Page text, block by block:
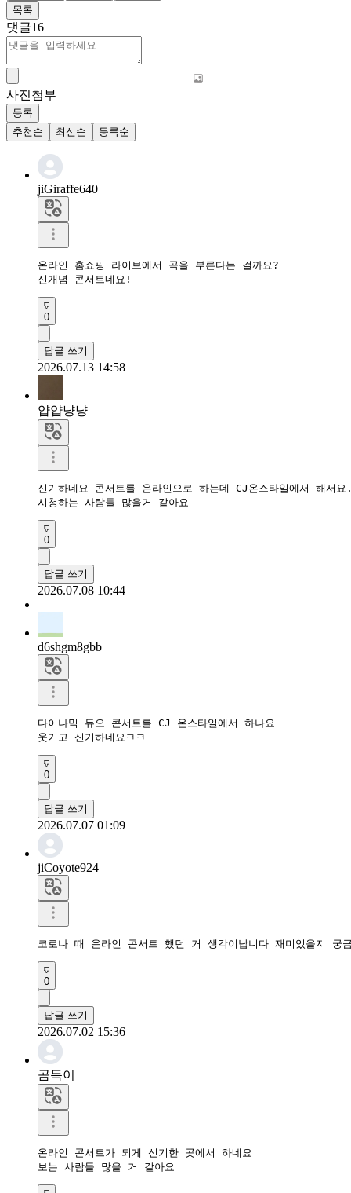
목록
댓글16
사진첨부
등록
추천순
최신순 등록순
jiGiraffe640
온라인 홈쇼핑 라이브에서 곡을 부른다는 걸까요?
신개념 콘서트네요!
0
답글 쓰기
2026.07.13 14:58
얍얍냥냥
신기하네요 콘서트를 온라인으로 하는데 CJ온스타일에서 해서
0
답글 쓰기
2026.07.08 10:44
d6shgm8gbb
다이나믹 듀오 콘서트를 CJ 온스타일에서 하나요
웃기고 신기하네요ㅋㅋ
0
답글 쓰기
2026.07.07 01:09
jiCoyote924
코로나 때 온라인 콘서트 했던 거 생각이납니다 재미있을지 궁
0
답글 쓰기
2026.07.02 15:36
곰득이
온라인 콘서트가 되게 신기한 곳에서 하네요
보는 사람들 많을 거 같아요